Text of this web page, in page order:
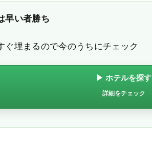
早い者勝ち
ぐ埋まるので今のうちにチェック
▶ ホテルを探す
詳細をチェック